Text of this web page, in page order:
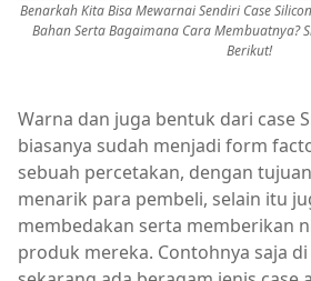
Benarkah Kita Bisa Mewarnai Sendiri Case
Bahan Serta Bagaimana Cara Membuatnya?
Berikut!
Warna dan juga bentuk dari case
biasanya sudah menjadi form
sebuah percetakan, dengan
menarik para pembeli, selain itu
membedakan serta memberikan
produk mereka. Contohnya saja